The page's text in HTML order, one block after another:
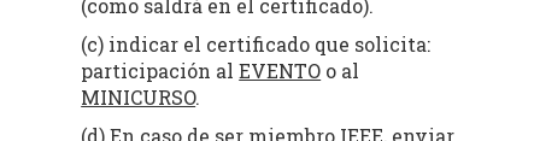
(como saldrá en el certificado).
(c) indicar el certificado que solicita:
participación alEVENTO o al
MINICURSO.
(d) En caso de ser miembro IEEE, enviar